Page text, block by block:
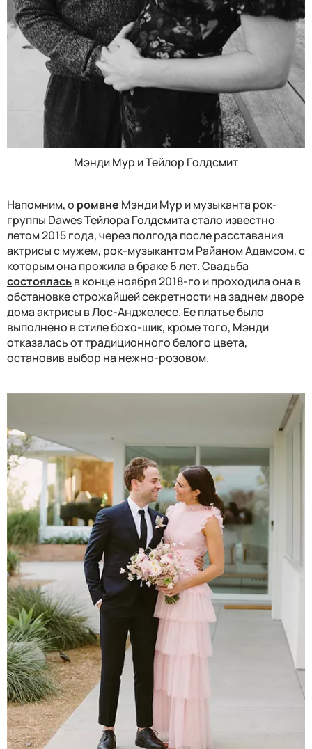
Мэнди Мур и Тейлор Голдсмит
Напомним, о романе Мэнди Мур и музыканта рок-
группы Dawes Тейлора Голдсмита стало известно
летом 2015 года, через полгода после расставания
актрисы с мужем, рок-музыкантом Райаном Адамсом, с
которым она прожила в браке 6 лет. Свадьба
состояласьв конце ноября 2018-го и проходила она в
обстановке строжайшей секретности на заднем дворе
дома актрисы в Лос-Анджелесе. Ее платье было
выполнено в стиле бохо-шик, кроме того, Мэнди
отказалась от традиционного белого цвета,
остановив выбор на нежно-розовом.